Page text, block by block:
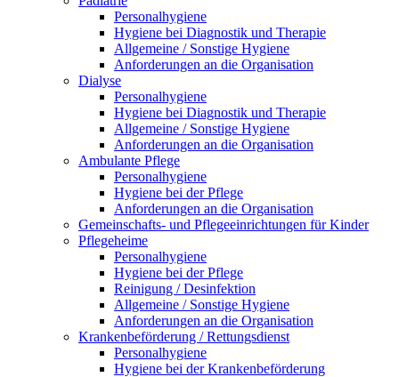
Personalhygiene
Hygiene bei Diagnostik und Therapie
Allgemeine / Sonstige Hygiene
Anforderungen an die Organisation
Dialyse
Personalhygiene
Hygiene bei Diagnostik und Therapie
Allgemeine / Sonstige Hygiene
Anforderungen an die Organisation
Ambulante Pflege
Personalhygiene
Hygiene bei der Pflege
Anforderungen an die Organisation
Gemeinschafts- und Pflegeeinrichtungen für Kinder
Pflegeheime
Personalhygiene
Hygiene bei der Pflege
Reinigung / Desinfektion
Allgemeine / Sonstige Hygiene
Anforderungen an die Organisation
Krankenbeförderung / Rettungsdienst
Personalhygiene
Hygiene bei der Krankenbeförderung